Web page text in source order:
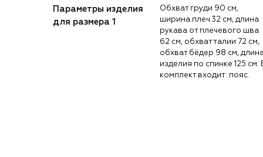
Параметры изделия
для размера 1
Обхват груди 90 см,
ширина плеч 32 см, длина
рукава от плечевого шва
62 см, обхват талии 72 см,
обхват бёдер 98 см,
изделия по спинке 125 см.
комплект входит: пояс.